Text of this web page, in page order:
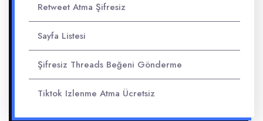
Retweet Atma Şifresiz
Sayfa Listesi
Şifresiz Threads Beğeni Gönderme
Tiktok Izlenme Atma Ücretsiz